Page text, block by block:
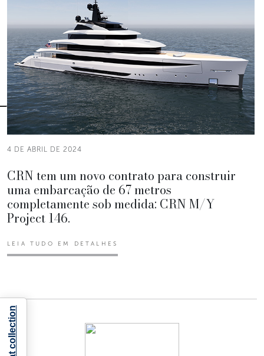
4 DE ABRIL DE 2024
CRN tem um novo contrato para construir
uma embarcação de 67 metros
completamente sob medida: CRN M/Y
Project 146.
LEIA TUDO EM DETALHES